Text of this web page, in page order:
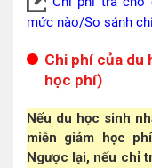
mức nào/So sánh
Chi phí của du
học phí)
Nếu du học sinh
miễn giảm học
Ngược lại, nếu chỉ